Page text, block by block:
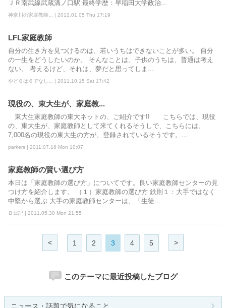
ＪＲ南武線武蔵溝ノ口駅 最終学歴：早稲田大学政治...
神奈川の家庭教師... | 2012.01.05 Thu 17:19
LFL家庭教師
自分の生き方を見つけるのは、若いうちはできないことが多い。 自分
の一生をどうしたいのか。 そんなことは、子供のうちは、普通は考え
ない。 考えるけど、それは、夢だと思ってしま...
やど６は６でなし... | 2011.10.15 Sat 17:42
現役の、東大生が、家庭教...
東大生家庭教師の東大ネットの、ご紹介です!! こちらでは、現役
の、東大生が、家庭教師として来てくれるそうしで、こちらには、
7,000名の現役の東大生の方が、登録されているそうです。...
parkers | 2011.07.18 Mon 10:07
家庭教師の賢い選び方
本日は「家庭教師の選び方」についてです。良い家庭教師センターの見
つけ方を紹介します。 （１）家庭教師の選び方 鉄則１：大手ではなく
中堅から選ぶ 大手の家庭教師センターは、「生徒...
Ｂ日記 | 2011.05.30 Mon 21:55
< 1 2 3 4 5 >
このテーマに最近投稿したブログ
ニュース・話題で気になること